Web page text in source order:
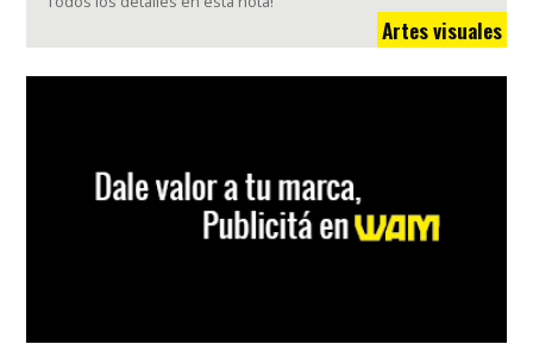
Artes visuales